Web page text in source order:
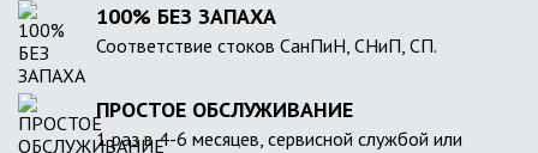
100% БЕЗ ЗАПАХА
Соответствие стоков СанПиН, СНиП, СП.
ПРОСТОЕ ОБСЛУЖИВАНИЕ
1 раз в 4-6 месяцев, сервисной службой или